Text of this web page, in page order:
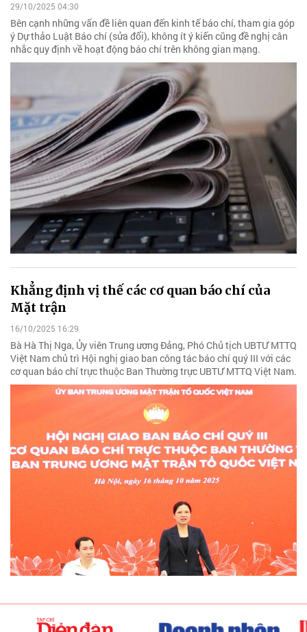
29/10/2025 04:30
Bên cạnh những vấn đề liên quan đến kinh tế báo chí, tham gia góp
ý Dự thảo Luật Báo chí (sửa đổi), không ít ý kiến cũng đề nghị cân
nhắc quy định về hoạt động báo chí trên không gian mạng.
Khẳng định vị thế các cơ quan báo chí của
Mặt trận
16/10/2025 16:29
Bà Hà Thị Nga, Ủy viên Trung ương Đảng, Phó Chủ tịch UBTƯ MTTQ
Việt Nam chủ trì Hội nghị giao ban công tác báo chí quý III với các
cơ quan báo chí trực thuộc Ban Thường trực UBTƯ MTTQ Việt Nam.